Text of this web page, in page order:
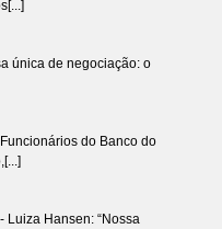
única de negociação: o
do Banco do
Luiza Hansen: “Nossa